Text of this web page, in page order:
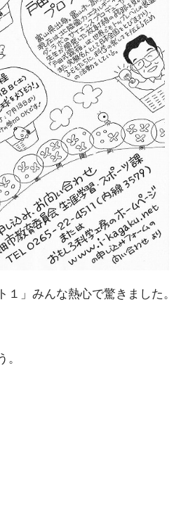
」みんな熱心で驚きました。